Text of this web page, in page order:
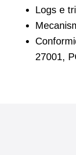
Logs e
27001,